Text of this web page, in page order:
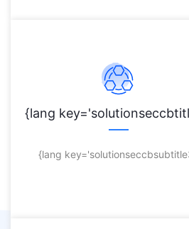
{lang
{lang